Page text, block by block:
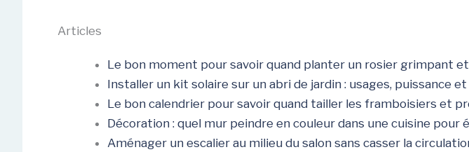
Articles
Le bon moment pour savoir quand planter un rosier grimpant
Installer un kit solaire sur un abri de jardin : usages, puissance
Le bon calendrier pour savoir quand tailler les framboisiers et
Décoration : quel mur peindre en couleur dans une cuisine pour
Aménager un escalier au milieu du salon sans casser la